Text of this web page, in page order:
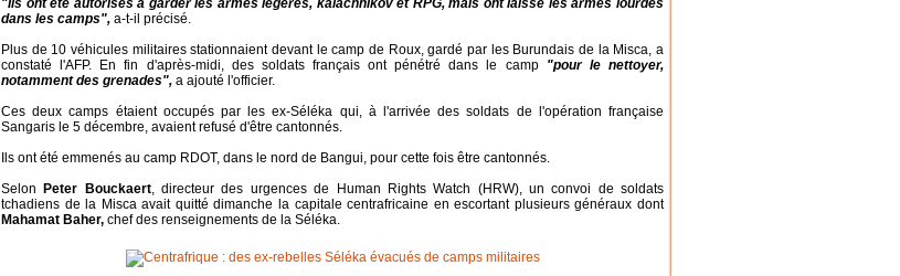
"Ils ont été autorisés à garder les armes légères, kalachnikov et RPG, mais ont laissé les armes lourdes
dans les camps", a-t-il précisé.
Plus de 10 véhicules militaires stationnaient devant le camp de Roux, gardé par les Burundais de la Misca, a
constaté l'AFP. En fin d'après-midi, des soldats français ont pénétré dans le camp "pour le nettoyer,
notamment des grenades", a ajouté l'officier.
Ces deux camps étaient occupés par les ex-Séléka qui, à l'arrivée des soldats de l'opération française
Sangaris le 5 décembre, avaient refusé d'être cantonnés.
Ils ont été emmenés au camp RDOT, dans le nord de Bangui, pour cette fois être cantonnés.
Selon
Peter Bouckaert, directeur des urgences de Human Rights Watch (HRW), un convoi de soldats
tchadiens de la Misca avait quitté dimanche la capitale centrafricaine en escortant plusieurs généraux dont
Mahamat Baher, chef des renseignements de la Séléka.